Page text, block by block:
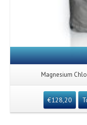
Magnesium
€128,20